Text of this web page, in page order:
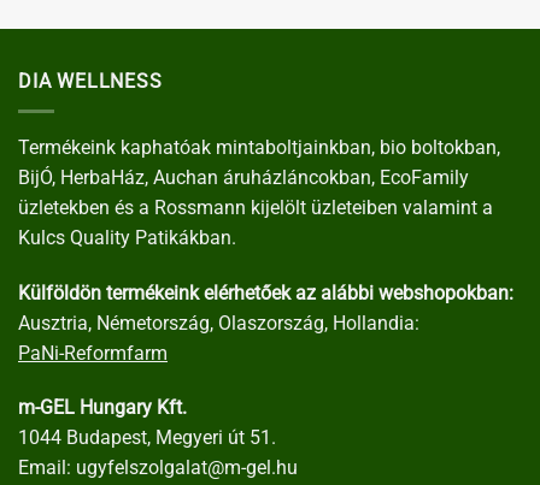
DIA WELLNESS
Termékeink kaphatóak mintaboltjainkban, bio boltokban,
BijÓ, HerbaHáz, Auchan áruházláncokban, EcoFamily
üzletekben és a Rossmann kijelölt üzleteiben valamint a
Kulcs Quality Patikákban.
Külföldön termékeink elérhetőek az alábbi webshopokban:
Ausztria, Németország, Olaszország, Hollandia:
PaNi-Reformfarm
m-GEL Hungary Kft.
1044 Budapest, Megyeri út 51.
Email: ugyfelszolgalat@m-gel.hu